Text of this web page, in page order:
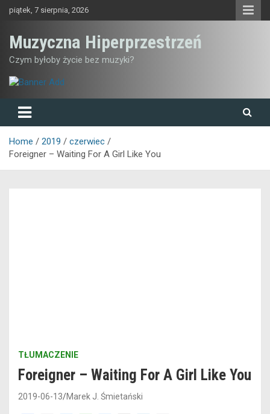
Skippiątek, 7 sierpnia, 2026
Muzyczna Hiperprzestrzeń
Czym byłoby życie bez muzyki?
Home 2019
czerwiec
Foreigner – Waiting For A Girl Like You
TŁUMACZENIE
Foreigner – Waiting For A Girl Like You
2019-06-13 Marek J. Śmietański